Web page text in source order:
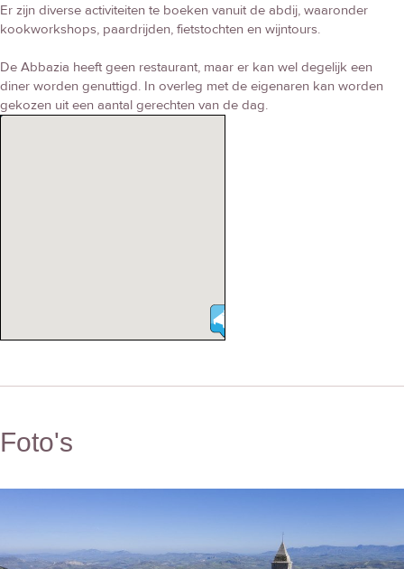
Er zijn diverse activiteiten te boeken vanuit de abdij, waaronder
kookworkshops, paardrijden, fietstochten en wijntours.
De Abbazia heeft geen restaurant, maar er kan wel degelijk een
diner worden genuttigd. In overleg met de eigenaren kan worden
gekozen uit een aantal gerechten van de dag.
Foto's